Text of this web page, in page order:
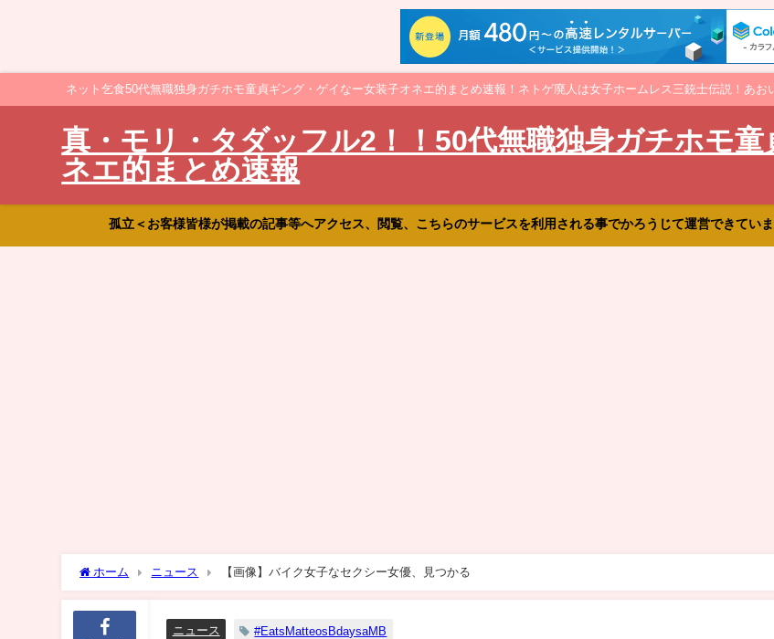
ネット乞食50代無職独身ガチホモ童貞ギング・ゲイなー女装子オネエ的まとめ速報！ネトゲ廃人は女子ホームレス三銃士伝説！あお
真・モリ・タダッフル2！！50代無職独身ガチホモ
ネエ的まとめ速報
孤立＜お客様皆様が掲載の記事等へアクセス、閲覧、こちらのサービスを利用される事でかろうじて運営できてい
ホーム ニュース 【画像】バイク女子なセクシー女優、見つかる
ニュース #EatsMatteosBdaysaMB